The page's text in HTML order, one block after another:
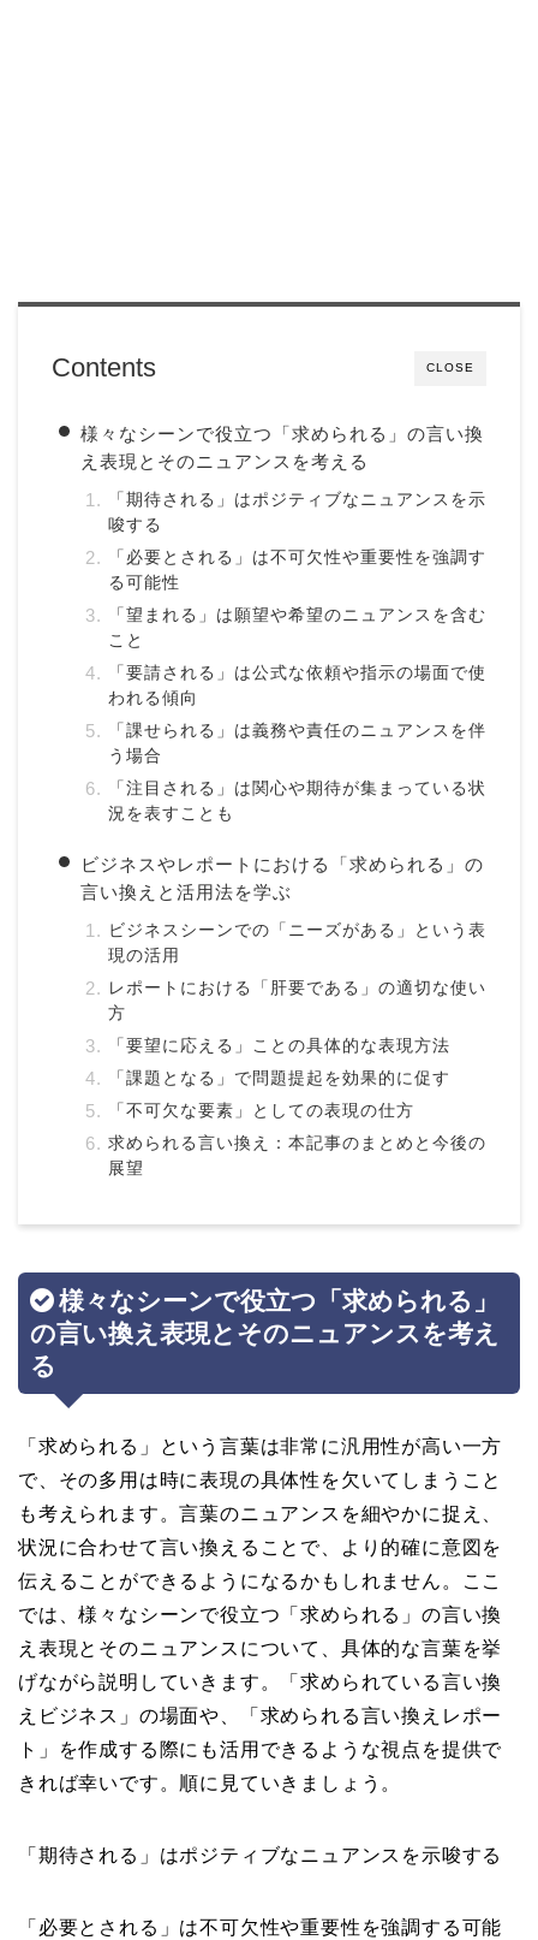
CLOSE
Contents
様々なシーンで役立つ「求められる」の言い換
え表現とそのニュアンスを考える
「期待される」はポジティブなニュアンスを示
唆する
「必要とされる」は不可欠性や重要性を強調す
る可能性
「望まれる」は願望や希望のニュアンスを含む
こと
「要請される」は公式な依頼や指示の場面で使
われる傾向
「課せられる」は義務や責任のニュアンスを伴
う場合
「注目される」は関心や期待が集まっている状
況を表すことも
ビジネスやレポートにおける「求められる」の
言い換えと活用法を学ぶ
ビジネスシーンでの「ニーズがある」という表
現の活用
レポートにおける「肝要である」の適切な使い
方
「要望に応える」ことの具体的な表現方法
「課題となる」で問題提起を効果的に促す
「不可欠な要素」としての表現の仕方
求められる言い換え：本記事のまとめと今後の
展望
様々なシーンで役立つ「求められる」
の言い換え表現とそのニュアンスを考え
る
「求められる」という言葉は非常に汎用性が高い一方
で、その多用は時に表現の具体性を欠いてしまうこと
も考えられます。言葉のニュアンスを細やかに捉え、
状況に合わせて言い換えることで、より的確に意図を
伝えることができるようになるかもしれません。ここ
では、様々なシーンで役立つ「求められる」の言い換
え表現とそのニュアンスについて、具体的な言葉を挙
げながら説明していきます。「求められている言い換
えビジネス」の場面や、「求められる言い換えレポー
ト」を作成する際にも活用できるような視点を提供で
きれば幸いです。順に見ていきましょう。
「期待される」はポジティブなニュアンスを示唆する
「必要とされる」は不可欠性や重要性を強調する可能